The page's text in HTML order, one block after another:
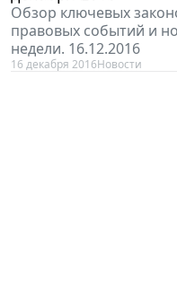
Обзор ключевых
правовых событий и
недели. 16.12.2016
16 декабря 2016Новости